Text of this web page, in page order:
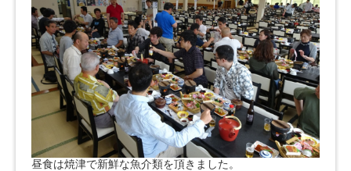
昼食は焼津で新鮮な魚介類を頂きました。